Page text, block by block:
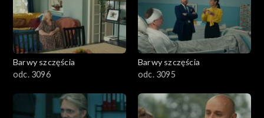
2501–2600
2401–2500
2301–2400
2201–2300
Barwy szczęścia
odc. 3096
Barwy szczęścia
odc. 3095